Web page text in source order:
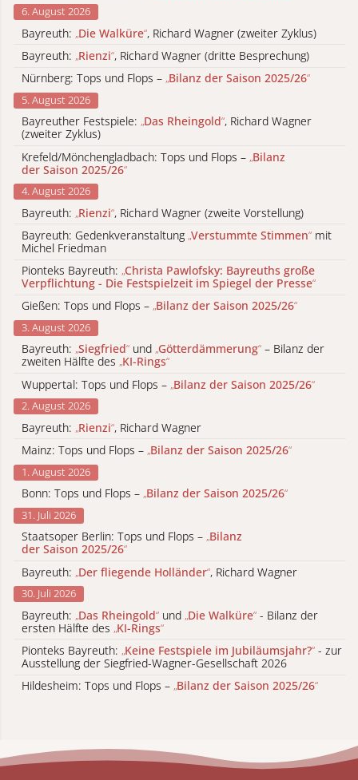
6. August 2026
Bayreuth: „Die Walküre“, Richard Wagner (zweiter Zyklus)
Bayreuth: „Rienzi“, Richard Wagner (dritte Besprechung)
Nürnberg: Tops und Flops – „Bilanz der Saison 2025/26“
5. August 2026
Bayreuther Festspiele: „Das Rheingold“, Richard Wagner
(zweiter Zyklus)
Krefeld/Mönchengladbach: Tops und Flops – „Bilanz
der Saison 2025/26“
4. August 2026
Bayreuth: „Rienzi“, Richard Wagner (zweite Vorstellung)
Bayreuth: Gedenkveranstaltung „Verstummte Stimmen“ mit
Michel Friedman
Pionteks Bayreuth: „Christa Pawlofsky: Bayreuths große
Verpflichtung - Die Festspielzeit im Spiegel der Presse“
Gießen: Tops und Flops – „Bilanz der Saison 2025/26“
3. August 2026
Bayreuth: „Siegfried“ und „Götterdämmerung“ – Bilanz der
zweiten Hälfte des „KI-Rings“
Wuppertal: Tops und Flops – „Bilanz der Saison 2025/26“
2. August 2026
Bayreuth: „Rienzi“, Richard Wagner
Mainz: Tops und Flops – „Bilanz der Saison 2025/26“
1. August 2026
Bonn: Tops und Flops – „Bilanz der Saison 2025/26“
31. Juli 2026
Staatsoper Berlin: Tops und Flops – „Bilanz
der Saison 2025/26“
Bayreuth: „Der fliegende Holländer“, Richard Wagner
30. Juli 2026
Bayreuth: „Das Rheingold“ und „Die Walküre“ - Bilanz der
ersten Hälfte des „KI-Rings“
Pionteks Bayreuth: „Keine Festspiele im Jubiläumsjahr?“ - zur
Ausstellung der Siegfried-Wagner-Gesellschaft 2026
Hildesheim: Tops und Flops – „Bilanz der Saison 2025/26“